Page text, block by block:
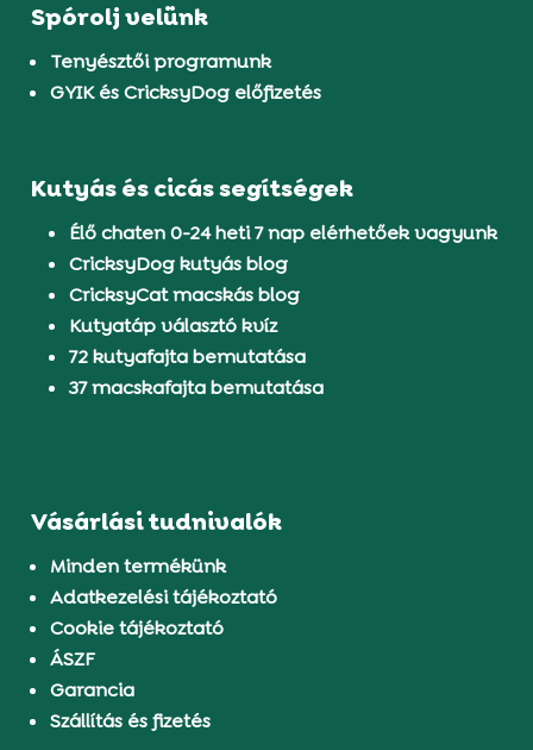
Spórolj velünk
Tenyésztői programunk
GYIK és CricksyDog előfizetés
Kutyás és cicás segítségek
Élő chaten 0-24 heti 7 nap elérhetőek vagyunk
CricksyDog kutyás blog
CricksyCat macskás blog
Kutyatáp választó kvíz
72 kutyafajta bemutatása
37 macskafajta bemutatása
Vásárlási tudnivalók
Minden termékünk
Adatkezelési tájékoztató
Cookie tájékoztató
ÁSZF
Garancia
Szállítás és fizetés